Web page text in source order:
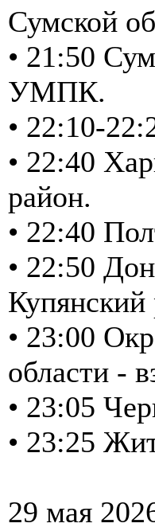
Сумской
• 21:50
УМПК.
• 22:10-
• 22:40
район.
• 22:40
• 22:50
Купянский
• 23:00
области -
• 23:05
• 23:25
29 мая